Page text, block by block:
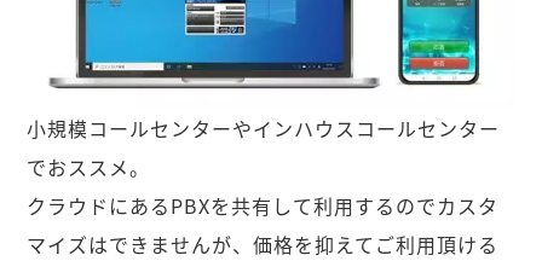
小規模コールセンターやインハウスコールセンター
でおススメ。
クラウドにあるPBXを共有して利用するのでカスタ
マイズはできませんが、価格を抑えてご利用頂ける